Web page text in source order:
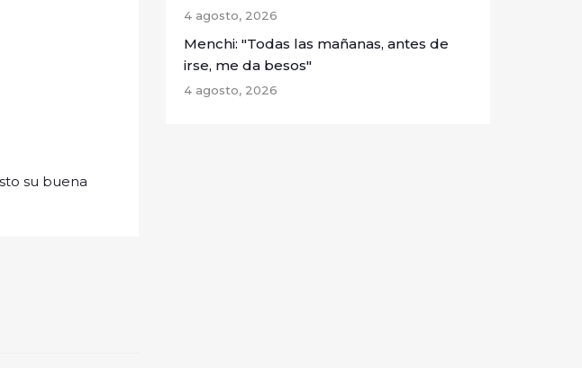
su buena
4 agosto, 2026
Menchi: "Todas las mañanas, antes de
irse, me da besos"
4 agosto, 2026